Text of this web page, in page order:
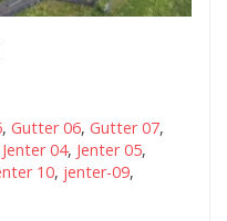
, Gutter 06, Gutter 07,
Jenter 04, Jenter 05,
10, jenter-09,